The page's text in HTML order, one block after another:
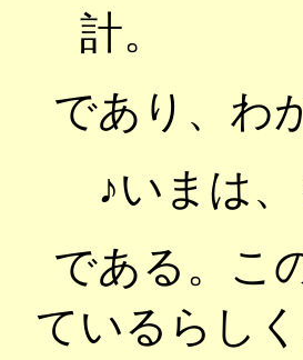
計。
であり、わ
♪いまは
である。こ
ているらし